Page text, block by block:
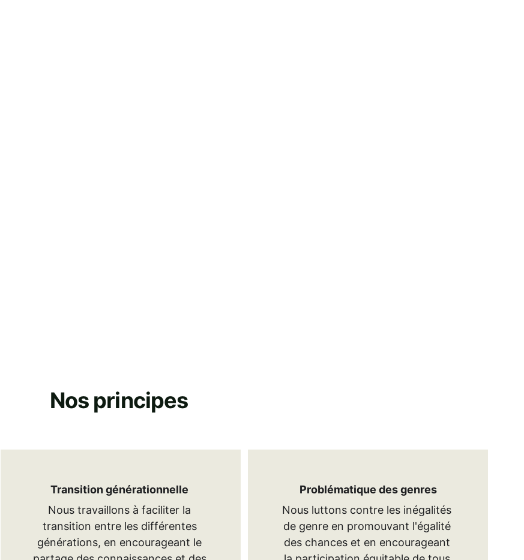
Nos principes
Problématique des genres
Transition générationnelle
Nous travaillons à faciliter la
transition entre les différentes
générations, en encourageant le
Nous luttons contre les inégalités
de genre en promouvant l'égalité
des chances et en encourageant